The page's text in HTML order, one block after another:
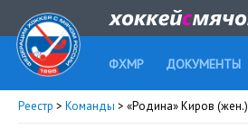
ФХМР ДОКУМЕНТЫ
Реестр > Команды > «Родина» Киров (жен.)